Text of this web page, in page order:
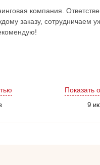
компания.
заказу, сотрудничаем
Показать
9